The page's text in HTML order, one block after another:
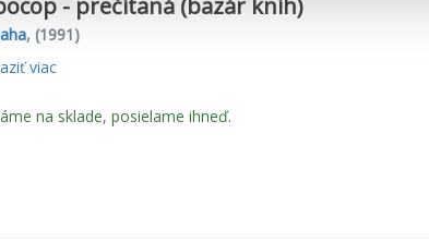
- prečítaná (bazár kníh)
, (1991)
viac
na sklade, posielame ihneď.